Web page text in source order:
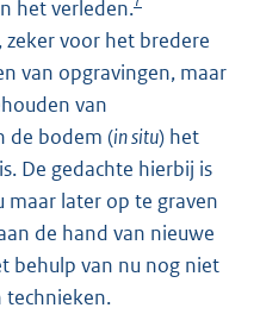
het verleden.
voor het bredere
van opgravingen, maar
van
de bodem (in situ) het
De gedachte hierbij is
later op te graven
de hand van nieuwe
behulp van nu nog niet
technieken.